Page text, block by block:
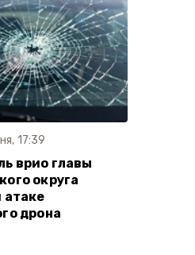
17:39
врио главы
округа
атаке
дрона